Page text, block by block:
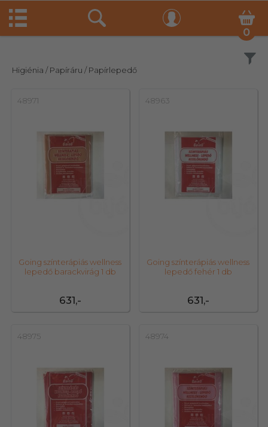
0
Higiénia / Papíráru / Papírlepedő
48971
631,-
Going színterápiás wellness
lepedő barackvirág 1 db
48963
631,-
Going színterápiás wellness
lepedő fehér 1 db
48975 48974